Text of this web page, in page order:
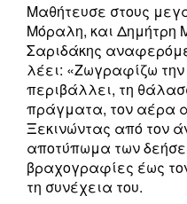
Μαθήτευσε στους
Μόραλη, και
Σαριδάκης
λέει: «Ζωγραφίζω
περιβάλλει, τη
πράγματα, τον αέρα
Ξεκινώντας από τον
αποτύπωμα των
βραχογραφίες έως
τη συνέχεια του.